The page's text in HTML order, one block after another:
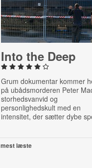
Into the Deep
Grum dokumentar kommer
på ubådsmorderen Peter
storhedsvanvid og
personlighedskult med en
intensitet, der sætter dybe
mest læste